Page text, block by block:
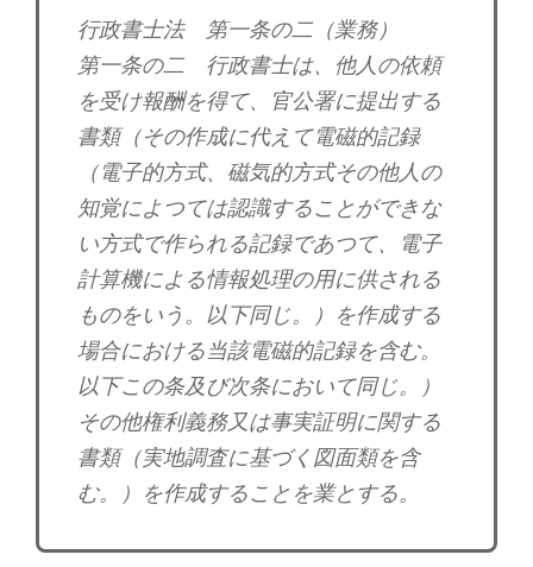
行政書士法 第一条の二（業務）
第一条の二 行政書士は、他人の依頼
を受け報酬を得て、官公署に提出する
書類（その作成に代えて電磁的記録
（電子的方式、磁気的方式その他人の
知覚によつては認識することができな
い方式で作られる記録であつて、電子
計算機による情報処理の用に供される
ものをいう。以下同じ。）を作成する
場合における当該電磁的記録を含む。
以下この条及び次条において同じ。）
その他権利義務又は事実証明に関する
書類（実地調査に基づく図面類を含
む。）を作成することを業とする。